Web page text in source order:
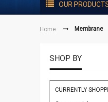
OUR
Home Membrane
SHOP BY
CURRENTLY